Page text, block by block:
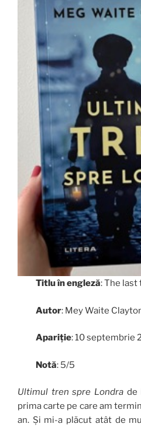
Titlu în engleză:The last
Autor: Mey Waite
Apariție: 10 septembrie
Notă: 5/5
Ultimul tren spre Londrade
prima carte pe care am
an. Și mi-a plăcut atât de